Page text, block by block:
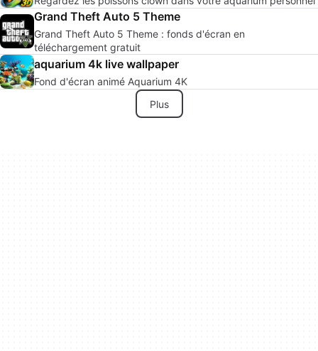
Grand Theft Auto 5 Theme
Grand Theft Auto 5 Theme : fonds d'écran en
téléchargement gratuit
aquarium 4k live wallpaper
Fond d'écran animé Aquarium 4K
Plus